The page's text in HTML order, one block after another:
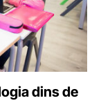
dins de